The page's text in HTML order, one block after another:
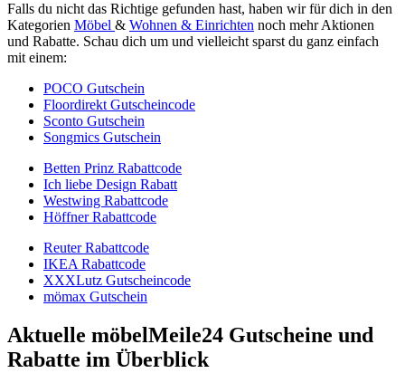
Falls du nicht das Richtige gefunden hast, haben wir für dich in den
Kategorien Möbel & Wohnen & Einrichten noch mehr Aktionen
und Rabatte. Schau dich um und vielleicht sparst du ganz einfach
mit einem:
POCO Gutschein
Floordirekt Gutscheincode
Sconto Gutschein
Songmics Gutschein
Betten Prinz Rabattcode
Ich liebe Design Rabatt
Westwing Rabattcode
Höffner Rabattcode
Reuter Rabattcode
IKEA Rabattcode
XXXLutz Gutscheincode
mömax Gutschein
Aktuelle möbelMeile24 Gutscheine und
Rabatte im Überblick